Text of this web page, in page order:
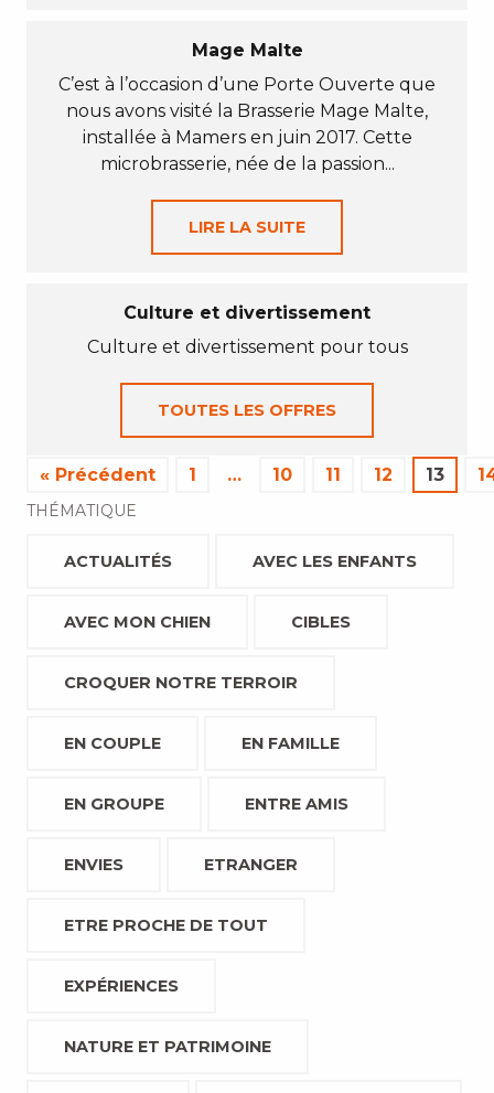
Mage Malte
C’est à l’occasion d’une Porte Ouverte que
nous avons visité la Brasserie Mage Malte,
installée à Mamers en juin 2017. Cette
microbrasserie, née de la passion...
LIRE LA SUITE
Culture et divertissement
Culture et divertissement pour tous
TOUTES LES OFFRES
« Précédent 1 … 10 11 12 13
THÉMATIQUE
ACTUALITÉS AVEC LES ENFANTS
AVEC MON CHIEN CIBLES
CROQUER NOTRE TERROIR
EN COUPLE EN FAMILLE
EN GROUPE ENTRE AMIS
ENVIES ETRANGER
ETRE PROCHE DE TOUT
EXPÉRIENCES
NATURE ET PATRIMOINE